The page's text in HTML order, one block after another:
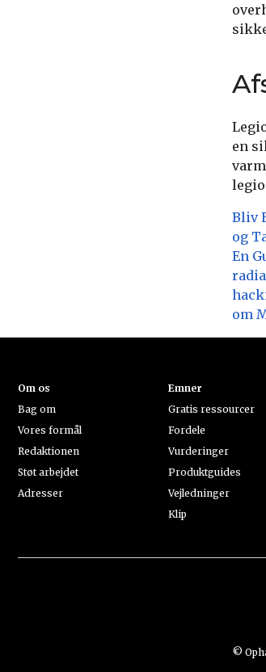
en
Bliv
og
En
om
©
Om os
Bag om
Vores formål
Redaktionen
Støt arbejdet
Adresser
Emner
Gratis ressourcer
Fordele
Vurderinger
Produktguides
Vejledninger
Klip